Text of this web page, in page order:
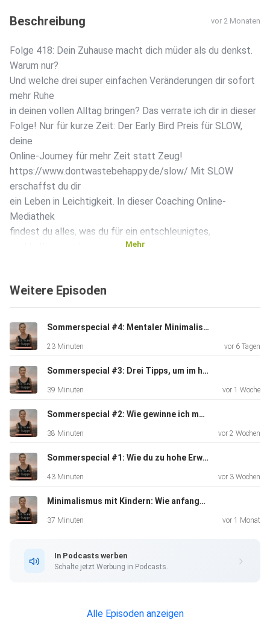
Beschreibung vor 2 Monaten
Folge 418: Dein Zuhause macht dich müder als du denkst.
Warum nur?
Und welche drei super einfachen Veränderungen dir sofort
mehr Ruhe
in deinen vollen Alltag bringen? Das verrate ich dir in dieser
Folge! Nur für kurze Zeit: Der Early Bird Preis für SLOW,
deine
Online-Journey für mehr Zeit statt Zeug!
https://www.dontwastebehappy.de/slow/ Mit SLOW
erschaffst du dir
ein Leben in Leichtigkeit. In dieser Coaching Online-
Mediathek
findest du alles, was du für ein entschleunigtes,
zu vereinfachen. Jetzt das Early Bird Special sichern
Early Bird gilt
nur für kurze Zeit. ____ Bekomme persönliche kostenlose
Sprachnachrichten von mir! Jetzt eintragen und für 0€
herunterladen: http://www.dontwastebehappy.de
Mehr
Weitere Episoden
Sommerspecial #4: Mentaler Minimalismus: Wie du weniger im Kopf hast
23 Minuten vor 6 Tagen
Sommerspecial #3: Drei Tipps, um im hier und jetzt zu leben
39 Minuten vor 1 Woche
Sommerspecial #2: Wie gewinne ich mehr Zeit für mich - trotz Smartphone & Dauererreichbarkeit?
38 Minuten vor 2 Wochen
Sommerspecial #1: Wie du zu hohe Erwartungen an dich loslassen kannst:
43 Minuten vor 3 Wochen
Minimalismus mit Kindern: Wie anfangen, dranbleiben und die best practice Methoden!
37 Minuten vor 1 Monat
In Podcasts werben
Schalte jetzt Werbung in Podcasts.
Alle Episoden anzeigen